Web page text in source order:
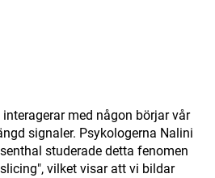
med någon börjar vår
signaler. Psykologerna Nalini
studerade detta fenomen
vilket visar att vi bildar